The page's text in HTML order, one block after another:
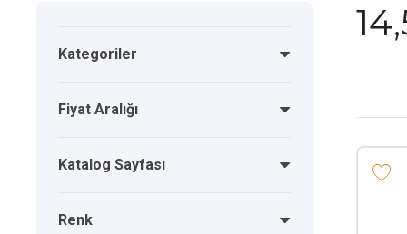
Kategoriler
Fiyat Aralığı
Katalog Sayfası
Renk